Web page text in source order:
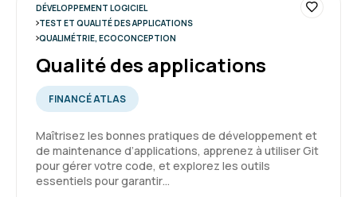
DÉVELOPPEMENT LOGICIEL
TEST ET QUALITÉ DES APPLICATIONS
QUALIMÉTRIE, ECOCONCEPTION
Qualité des applications
FINANCÉ ATLAS
Maîtrisez les bonnes pratiques de développement et
de maintenance d’applications, apprenez à utiliser Git
pour gérer votre code, et explorez les outils
essentiels pour garantir…